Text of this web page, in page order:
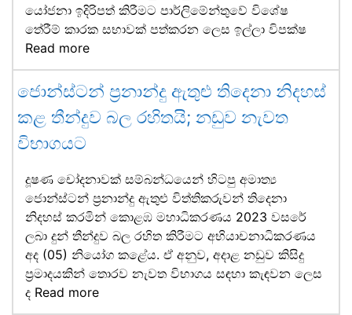
යෝජනා ඉදිරිපත් කිරීමට පාර්ලිමේන්තුවේ විශේෂ
තේරීම් කාරක සභාවක් පත්කරන ලෙස ඉල්ලා විපක්ෂ
Read more
ජොන්ස්ටන් ප්‍රනාන්දු ඇතුළු තිදෙනා නිදහස්
කළ තීන්දුව බල රහිතයි; නඩුව නැවත
විභාගයට
දූෂණ චෝදනාවක් සම්බන්ධයෙන් හිටපු අමාත්‍ය
ජොන්ස්ටන් ප්‍රනාන්දු ඇතුළු විත්තිකරුවන් තිදෙනා
නිදහස් කරමින් කොළඹ මහාධිකරණය 2023 වසරේ
ලබා දුන් තීන්දුව බල රහිත කිරීමට අභියාචනාධිකරණය
අද (05) නියෝග කළේය. ඒ අනුව, අදාළ නඩුව කිසිදු
ප්‍රමාදයකින් තොරව නැවත විභාගය සඳහා කැඳවන ලෙස
ද Read more